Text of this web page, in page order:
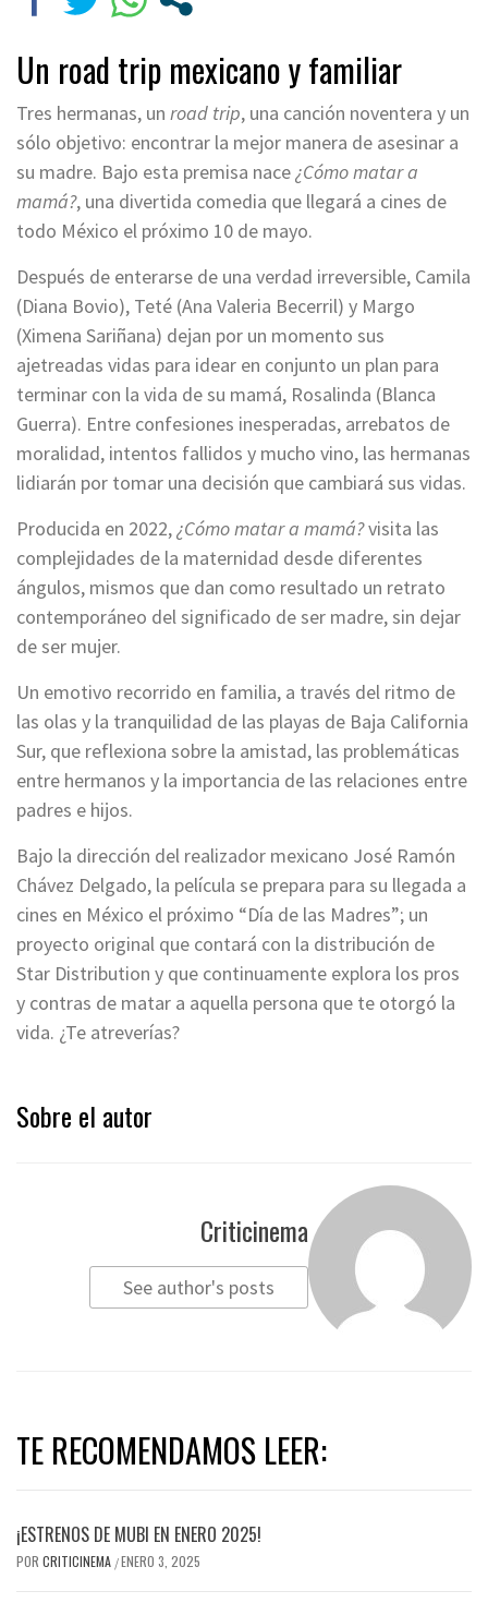
Un road trip mexicano y familiar
Tres hermanas, un road trip, una canción noventera y un
sólo objetivo: encontrar la mejor manera de asesinar a
su madre. Bajo esta premisa nace¿Cómo matar a
mamá?, una divertida comedia que llegará a cines de
todo México el próximo 10 de mayo.
Después de enterarse de una verdad irreversible, Camila
(Diana Bovio), Teté (Ana Valeria Becerril) y Margo
(Ximena Sariñana) dejan por un momento sus
ajetreadas vidas para idear en conjunto un plan para
terminar con la vida de su mamá, Rosalinda (Blanca
Guerra). Entre confesiones inesperadas, arrebatos de
moralidad, intentos fallidos y mucho vino, las hermanas
lidiarán por tomar una decisión que cambiará sus vidas.
Producida en 2022,¿Cómo matar a mamá?visita las
complejidades de la maternidad desde diferentes
ángulos, mismos que dan como resultado un retrato
contemporáneo del significado de ser madre, sin dejar
de ser mujer.
Un emotivo recorrido en familia, a través del ritmo de
las olas y la tranquilidad de las playas de Baja California
Sur, que reflexiona sobre la amistad, las problemáticas
entre hermanos y la importancia de las relaciones entre
padres e hijos.
Bajo la dirección del realizador mexicano José Ramón
Chávez Delgado, la película se prepara para su llegada a
cines en México el próximo “Día de las Madres”; un
proyecto original que contará con la distribución de
Star Distribution y que continuamente explora los pros
y contras de matar a aquella persona que te otorgó la
vida. ¿Te atreverías?
Sobre el autor
Criticinema
See author's posts
TE RECOMENDAMOS LEER:
¡ESTRENOS DE MUBI EN ENERO 2025!
POR CRITICINEMA /ENERO 3, 2025